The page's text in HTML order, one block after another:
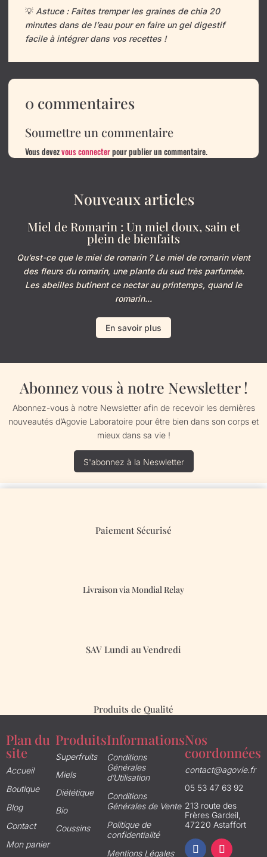
💡 Astuce : Faites tremper les graines de chia 20
minutes dans de l’eau pour en faire un gel digestif
facile à intégrer dans vos recettes !
0 commentaires
Soumettre un commentaire
Vous devezvous connecterpour publier un commentaire.
Nouveaux articles
Miel de Romarin : Un miel doux, sain et
plein de bienfaits
Qu’est-ce que le miel de romarin ? Le miel de romarin vient
des fleurs du romarin, une plante du sud très parfumée.
Les abeilles butinent ce nectar au printemps, quand le
romarin...
En savoir plus
Abonnez vous à notre Newsletter !
Abonnez-vous à notre Newsletter afin de recevoir les dernières
nouveautés d’Agovie Laboratoire pour être bien dans son corps et
mieux dans sa vie !
S'abonnez à la Neswletter
Paiement Sécurisé
Livraison via Mondial Relay
SAV Lundi au Vendredi
Produits de Qualité
Plan du
site
Accueil
Boutique
Blog
Contact
Mon panier
Produits
Superfruits
Miels
Diététique
Bio
Coussins
Informations
Conditions
Générales
d’Utilisation
Conditions
Générales de Vente
Politique de
confidentialité
Mentions Légales
Nos
coordonnées
contact@agovie.fr
05 53 47 63 92
213 route des
Frères Gardeil,
47220 Astaffort